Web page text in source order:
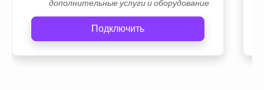
дополнительные услуги и оборудование
Подключить